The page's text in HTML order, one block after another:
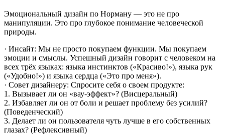
Эмоциональный дизайн по Норману — это не про
манипуляции. Это про глубокое понимание человеческой
природы.
· Инсайт: Мы не просто покупаем функции. Мы покупаем
эмоции и смыслы. Успешный дизайн говорит с человеком на
всех трёх языках: языка инстинктов («Красиво!»), языка рук
(«Удобно!») и языка сердца («Это про меня»).
· Совет дизайнеру: Спросите себя о своем продукте:
1. Вызывает ли он «вау-эффект»? (Висцеральный)
2. Избавляет ли он от боли и решает проблему без усилий?
(Поведенческий)
3. Делает ли он пользователя чуть лучше в его собственных
глазах? (Рефлексивный)